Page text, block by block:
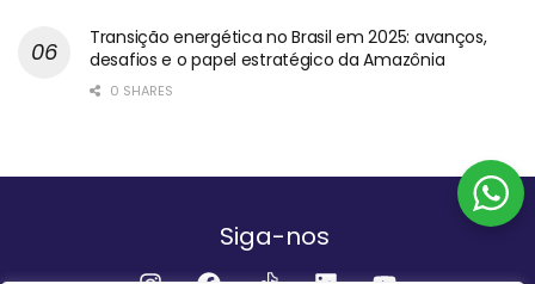
Transição energética no Brasil em 2025: avanços,
desafios e o papel estratégico da Amazônia
0 SHARES
Siga-nos